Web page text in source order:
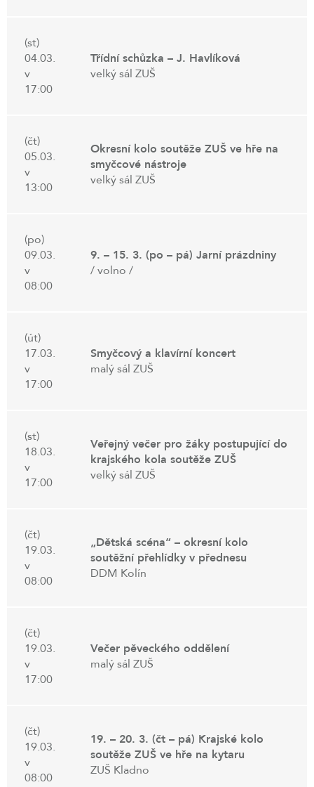
(st)
04.03.
v
17:00
Třídní schůzka – J. Havlíková
velký sál ZUŠ
(čt)
05.03.
v
13:00
Okresní kolo soutěže ZUŠ ve hře na
smyčcové nástroje
velký sál ZUŠ
(po)
09.03.
v
08:00
9. – 15. 3. (po – pá) Jarní prázdniny
/ volno /
(út)
17.03.
v
17:00
Smyčcový a klavírní koncert
malý sál ZUŠ
(st)
18.03.
v
17:00
Veřejný večer pro žáky postupující do
krajského kola soutěže ZUŠ
velký sál ZUŠ
(čt)
19.03.
v
08:00
„Dětská scéna“ – okresní kolo
soutěžní přehlídky v přednesu
DDM Kolín
(čt)
19.03.
v
17:00
Večer pěveckého oddělení
malý sál ZUŠ
(čt)
19.03.
v
08:00
19. – 20. 3. (čt – pá) Krajské kolo
soutěže ZUŠ ve hře na kytaru
ZUŠ Kladno